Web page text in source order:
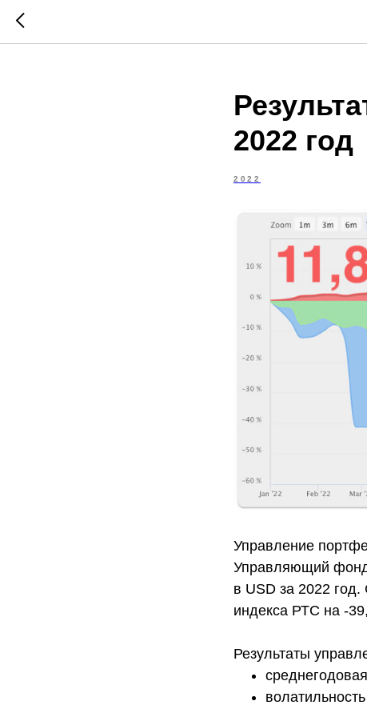
2022 год
2022
Управление
Управляющий
в USD за 2022
индекса РТС на -
Результаты